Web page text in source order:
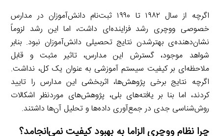
اگرچه از سال ۱۹۸۲ تا ۱۹۹۰ ثبت‌نام دانش‌آموزان در مدارس
خصوصی ووچری رشد فزاینده‌ای داشت، اما این رشد لزوماً
نشان‌دهنده‌ی بهترشدن نتایج تحصیلی دانش‌آموزان نبود. بنابر
شواهد موجود، گسترش این مدارس، تاثیر مثبت و قابل
ملاحظه‌ای بر کیفیت سیستم آموزشی به عنوان یک کل، نداشت.
اگرچه نتایج برخی پژوهش‌ها، اثربخشی این مدارس را تایید
کردند، اما بنا بر یافته‌های بلی، پژوهش‌های موردنظر اشکالات
روش‌شناسی جدی در جمع‌آوری داده‌ها و تحلیل آن‌ها داشتند.
چرا نظام ووچری الزاما به بهبود کیفیت نمی‌انجامد؟